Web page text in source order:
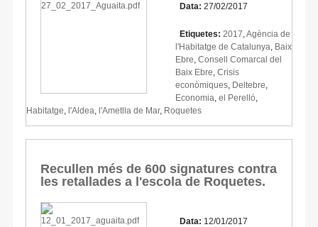
Data: 27/02/2017
Etiquetes: 2017 Agència de
l'Habitatge de Catalunya Baix
Ebre Consell Comarcal del
Baix Ebre Crisis
econòmiques Deltebre
Economia el Perelló
Habitatge l'Aldea l'Ametlla de Mar, Roquetes
Recullen més de 600 signatures contra
les retallades a l'escola de Roquetes.
Data: 12/01/2017